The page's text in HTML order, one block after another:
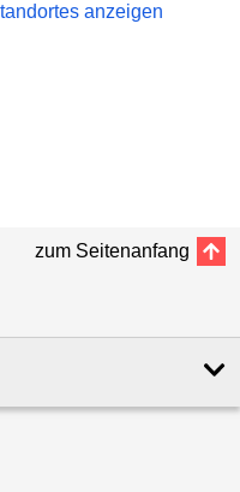
anzeigen
zum Seitenanfang